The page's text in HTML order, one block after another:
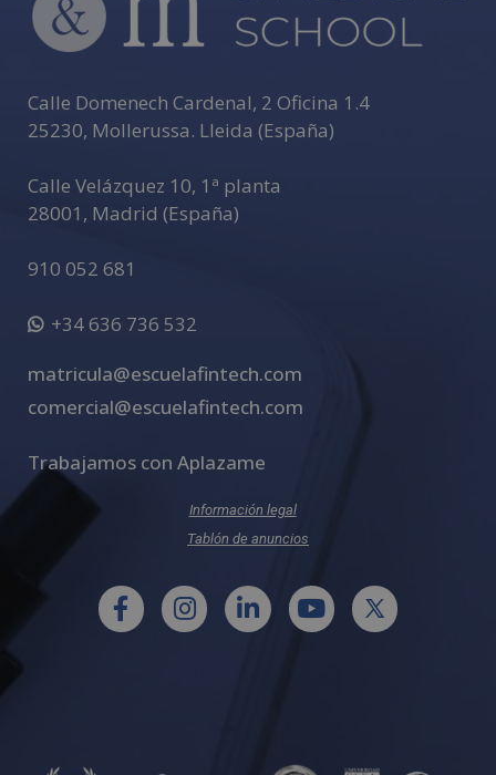
Calle Domenech Cardenal, 2 Oficina 1.4
25230, Mollerussa. Lleida (España)
Calle Velázquez 10, 1ª planta
28001 , Madrid (España)
910 052 681
+34 636 736 532
matricula@escuelafintech.com
comercial@escuelafintech.com
Trabajamos con Aplazame
Información legal
Tablón de anuncios